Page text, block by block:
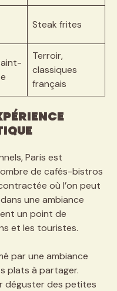
Steak frites
Terroir,
classiques
français
Paris est
de cafés-bistros
où l’on peut
une ambiance
un point de
et les touristes.
par une ambiance
plats à partager.
déguster des petites